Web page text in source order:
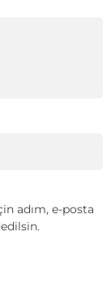
adım, e-posta